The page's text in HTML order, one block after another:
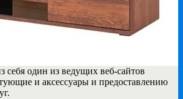
себя один из ведущих веб-сайтов
и аксессуары и предоставлению